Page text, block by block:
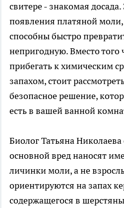
свитере - знакомая
появления платяной
способны быстро
непригодную. Вместо того
прибегать к химическим
запахом, стоит
безопасное решение,
есть в вашей ванной
Биолог Татьяна Николаева
основной вред наносят
личинки моли, а не
ориентируются на запах
содержащегося в